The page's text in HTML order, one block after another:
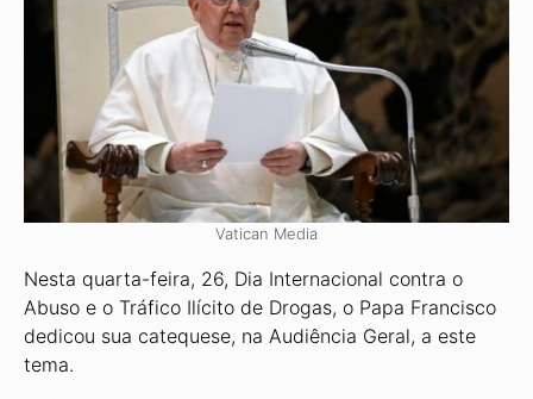
Vatican Media
Nesta quarta-feira, 26, Dia Internacional contra o
Abuso e o Tráfico Ilícito de Drogas, o Papa Francisco
dedicou sua catequese, na Audiência Geral, a este
tema.